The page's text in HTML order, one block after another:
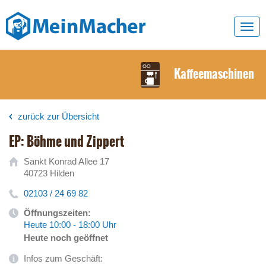
Kaffeemaschinen
zurück zur Übersicht
EP: Böhme und Zippert
Sankt Konrad Allee 17
40723 Hilden
02103 / 24 69 82
Öffnungszeiten:
Heute 10:00 - 18:00 Uhr
Heute noch geöffnet
Infos zum Geschäft: